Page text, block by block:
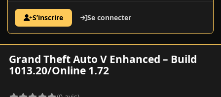
S’inscrire Se connecter
Grand Theft Auto V Enhanced – Build
1013.20/Online 1.72